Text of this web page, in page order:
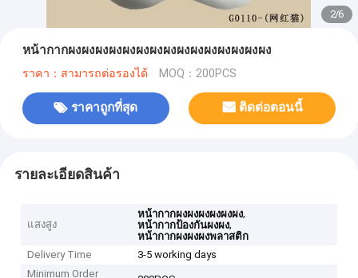
2/6
หน้ากากผงผงผงผงผงผงผงผงผงผงผงผงผงผงผง
ราคา：สามารถต่อรองได้ MOQ：200PCS
ราคาถูกที่สุด ติดต่อตอนนี้
รายละเอียดสินค้า
แสงสูง
หน้ากากผงผงผงผงผงผง,
หน้ากากป้องกันผงผง,
หน้ากากผงผงผงพลาสติก
Delivery Time
3-5 working days
Minimum Order